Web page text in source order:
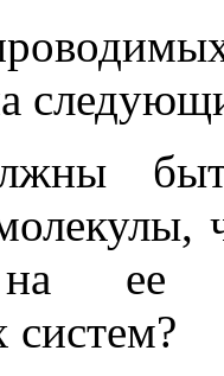
ее
систем?